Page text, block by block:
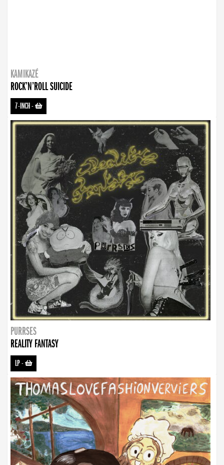
KAMIKAZÉ
ROCK’N’ROLL SUICIDE
7-INCH-
PURRSES
REALITY FANTASY
LP-